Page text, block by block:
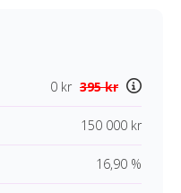
0 kr 395 kr
150 000 kr
16,90 %